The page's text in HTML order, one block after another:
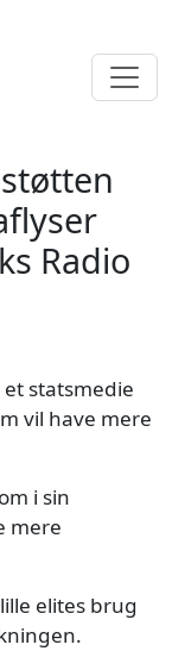
Radio
statsmedie
vil have mere
i sin
mere
elites brug